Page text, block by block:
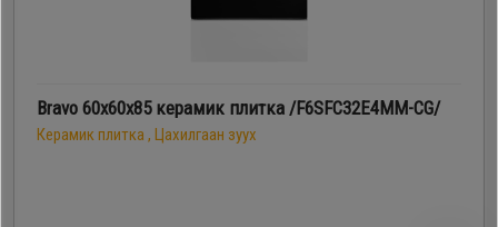
Bravo 60х60х85 керамик плитка /F6SFC32E4MM-CG/
Керамик плитка , Цахилгаан зуух